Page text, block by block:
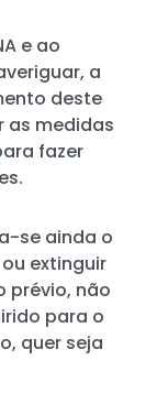
e ao
a
deste
as medidas
fazer
se ainda o
extinguir
prévio, não
para o
quer seja